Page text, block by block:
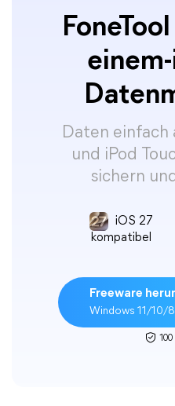
Daten einfach
und iPod
sichern
iOS 27
kompatibel
Freeware
Windows 11/10/
100